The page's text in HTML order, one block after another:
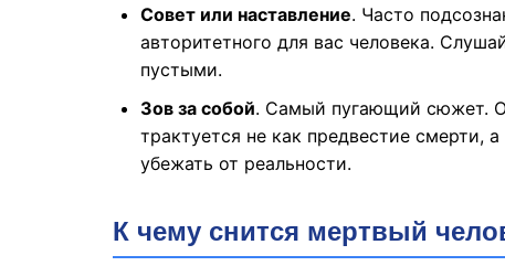
Совет или наставление. Часто
авторитетного для вас человека.
пустыми.
Зов за собой. Самый пугающий сюжет.
трактуется не как предвестие смерти,
убежать от реальности.
К чему снится мертвый